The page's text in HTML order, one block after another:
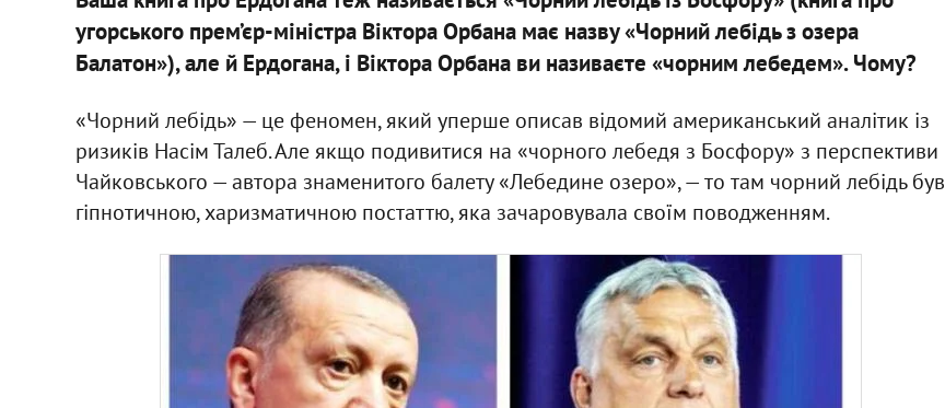
угорського прем’єр-міністра Віктора Орбана має назву «Чорний лебідь з озера
Балатон»), але й Ердогана, і Віктора Орбана ви називаєте «чорним лебедем». Чому?
«Чорний лебідь» — це феномен, який уперше описав відомий американський аналітик із
ризиків Насім Талеб. Але якщо подивитися на «чорного лебедя з Босфору» з перспективи
Чайковського — автора знаменитого балету «Лебедине озеро», — то там чорний лебідь був
гіпнотичною, харизматичною постаттю, яка зачаровувала своїм поводженням.